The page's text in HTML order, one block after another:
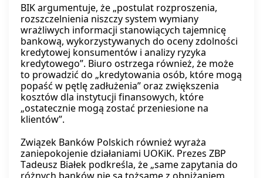
BIK argumentuje, że „postulat rozproszenia,
rozszczelnienia niszczy system wymiany
wrażliwych informacji stanowiących tajemnicę
bankową, wykorzystywanych do oceny zdolności
kredytowej konsumentów i analizy ryzyka
kredytowego”. Biuro ostrzega również, że może
to prowadzić do „kredytowania osób, które mogą
popaść w pętlę zadłużenia” oraz zwiększenia
kosztów dla instytucji finansowych, które
„ostatecznie mogą zostać przeniesione na
klientów”.
Związek Banków Polskich również wyraża
zaniepokojenie działaniami UOKiK. Prezes ZBP
Tadeusz Białek podkreśla, że „same zapytania do